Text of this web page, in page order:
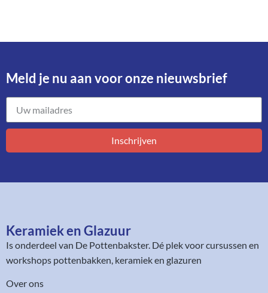
Meld je nu aan voor onze nieuwsbrief​
Inschrijven
Keramiek en Glazuur​
Is onderdeel van De Pottenbakster. Dé plek voor cursussen en
workshops pottenbakken, keramiek en glazuren
Over ons